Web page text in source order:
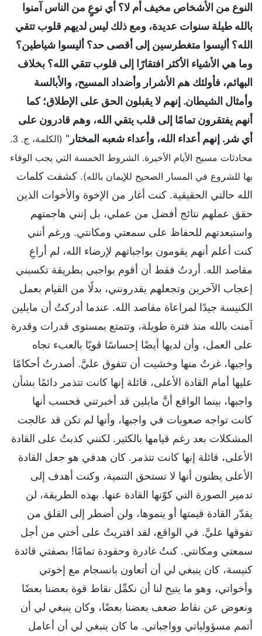
النوع من الأشخاص مخيف أم لا؟ أي نوعٍ من الناس آمنوا
بالله طيلة سنوات عديدة، ومع ذلك ليس لديهم قلوب تتقي
الله؟ أليسوا متغطرسين إلى أقصى حد؟ أليسوا شياطين؟
وما هي الأشياء الأكثر افتقارًا إلى قلوب تتقي الله؟ بخلاف
البهائم، فأولئك هم الأشرار وأضداد المسيح، والأبالسة
وأمثال الشيطان. إنهم لا يقبلون الحق على الإطلاق؛ كما
أنهم يفتقرون تمامًا إلى قلب يتقي الله، وهم قادرون على
أي شر. إنهم أعداء الله، وأعداء شعبه المختار "
(الكلمة، ج. 3.
محادثات مسيح الأيام الأخيرة. الشروط الخمسة التي يجب الوفاء
بها للشروع في المسار الصحيح للإيمان بالله). كشفت كلمات
الله حالتي الحقيقية. كنت أغار من الإخوة والأخوات الذين
حقق عملهم نتائج أفضل من عملي، بل إنني هاجمتهم
واستبعدتهم للحفاظ على سمعتي ومكانتي. ورغم أنني
كنت أعلم أنهم يقومون بواجباتهم لإرضاء الله، لم أراعِ
مقاصد الله. أردتُ فقط أن أقوم بواجبي بطريقة تكسبني
إعجاب الآخرين وتجعلهم يقدرونني، بدلًا من القيام بعمل
الكنيسة جيدًا لمراعاة مقاصد الله. عندما أدركتُ أن مايلين
آمنت بالله منذ فترة طويلة، وتتمتع بمستوى قدرات وقدرة
على العمل، وأن لديها أيضًا إحساسًا قويًا بالعبء تجاه
واجبها، غرتُ منها وخشيت أن تتفوق عليَّ. أصدرتُ أحكامًا
عليها أمام القادة الأعلى، قائلة إنها كانت تتذمر دائمًا بشأن
واجبها، بينما الواقع أنَّ مايلين قد أخبرتني فحسب أنها
كانت تواجه صعوبات في واجبها، وأنها لم تكن قد عالجت
المشكلات بعد رغم قيامها بالكثير. لكنني كذبتُ على القادة
الأعلى، قائلة إنها كانت تتذمر. كان هدفي هو جعل القادة
الأعلى يظنون أنها لا تستحق التنمية، وكنت أهدف إلى
تدمير الصورة التي كوّنها القادة عنها. بهذه الطريقة، لن
يقدّر القادة قيمتها أو ينموها، ولن أضطر إلى القلق من
تفوقها عليَّ. في الواقع، لقد افتريتُ على أختي من أجل
سمعتي ومكانتي. كنتُ غادرة وحقودة تمامًا! بصفتي قائدة
كنيسة، كان ينبغي لي أن أتعاون بانسجام مع إخوتي
وأخواتي، وهو ما يتيح لنا أن نكمِّل نقاط قوة بعضنا بعضًا
ونعوض عن نقاط ضعف بعضنا بعضًا، وكان ينبغي لي أن
أتمم مسؤولياتي وواجباتي. ما كان ينبغي لي أن أعامل